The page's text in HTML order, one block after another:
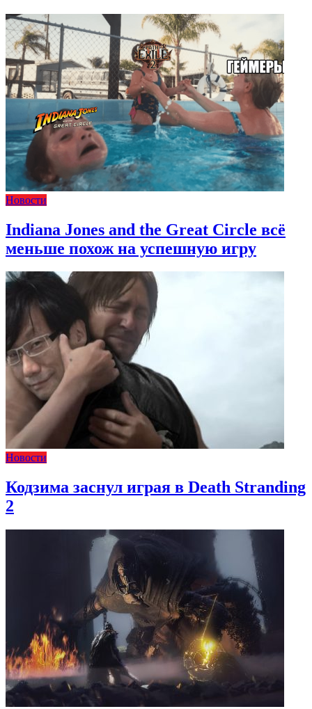
Новости
Indiana Jones and the Great Circle всё
меньше похож на успешную игру
Новости
Кодзима заснул играя в Death Stranding
2